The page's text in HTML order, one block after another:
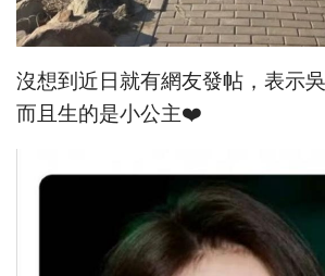
沒想到近日就有網友發帖，表示
而且生的是小公主❤️